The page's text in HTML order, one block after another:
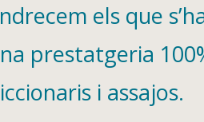
els que
prestatgeria
i assajos.